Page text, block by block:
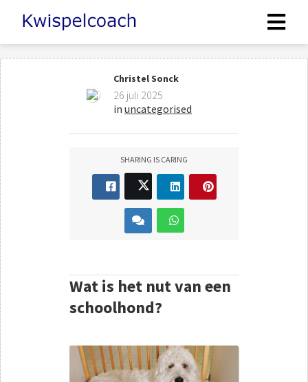
Christel Sonck
26 juli 2025
in uncategorised
SHARING IS CARING
Wat is het nut van een
schoolhond?